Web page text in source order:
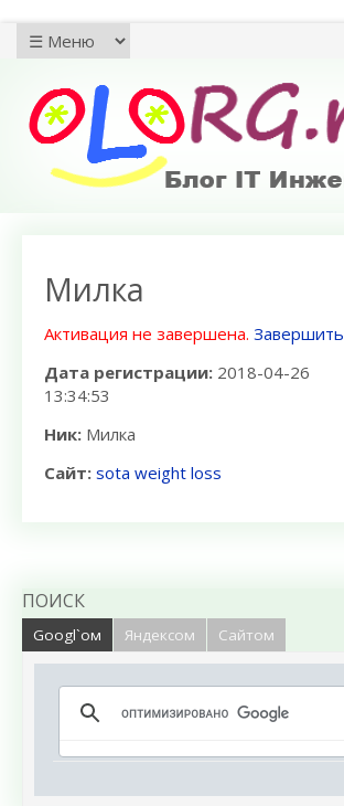
Милка
Активация не завершена. Завершить
Дата регистрации: 2018-04-26
13:34:53
Ник: Милка
Сайт: sota weight loss
ПОИСК
Googl`ом Яндексом Сайтом